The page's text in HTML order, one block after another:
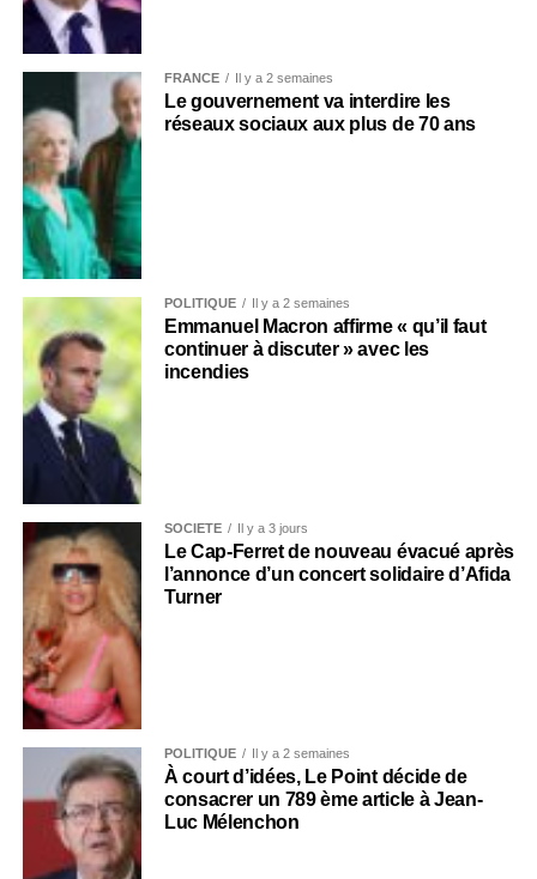
FRANCE Il y a 2 semaines
Le gouvernement va interdire les
réseaux sociaux aux plus de 70 ans
POLITIQUE Il y a 2 semaines
Emmanuel Macron affirme « qu’il faut
continuer à discuter » avec les
incendies
SOCIÉTÉ Il y a 3 jours
Le Cap-Ferret de nouveau évacué après
l’annonce d’un concert solidaire d’Afida
Turner
POLITIQUE Il y a 2 semaines
À court d’idées, Le Point décide de
consacrer un 789 ème article à Jean-
Luc Mélenchon